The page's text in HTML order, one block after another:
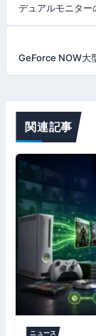
稿
ビ
シ
関連記事
ニュース